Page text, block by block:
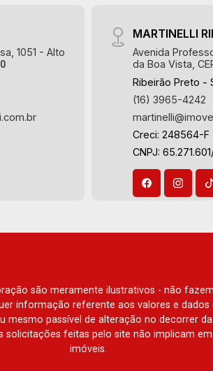
1051 - Alto
MARTINELLI
Avenida
da Boa Vista,
Ribeirão Preto -
(16) 3965-4242
Creci: 248564-F
CNPJ:
são meramente ilustrativos - não
informação referente aos valores e
passível de alteração no decorrer
feitas pelo site não implicam
imóveis.